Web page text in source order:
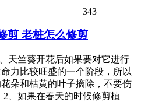
343
剪 老桩怎么修剪
天竺葵开花后如果要对它进行
力比较旺盛的一个阶段，所以
朵和枯黄的叶子摘除，不要伤
、如果在春天的时候修剪植